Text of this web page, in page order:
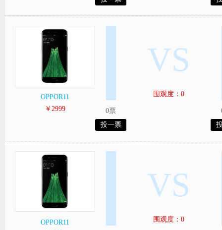
OPPOR11
￥2999
0票
投一票
VS
围观度：0
OPPOR11
VS
围观度：0